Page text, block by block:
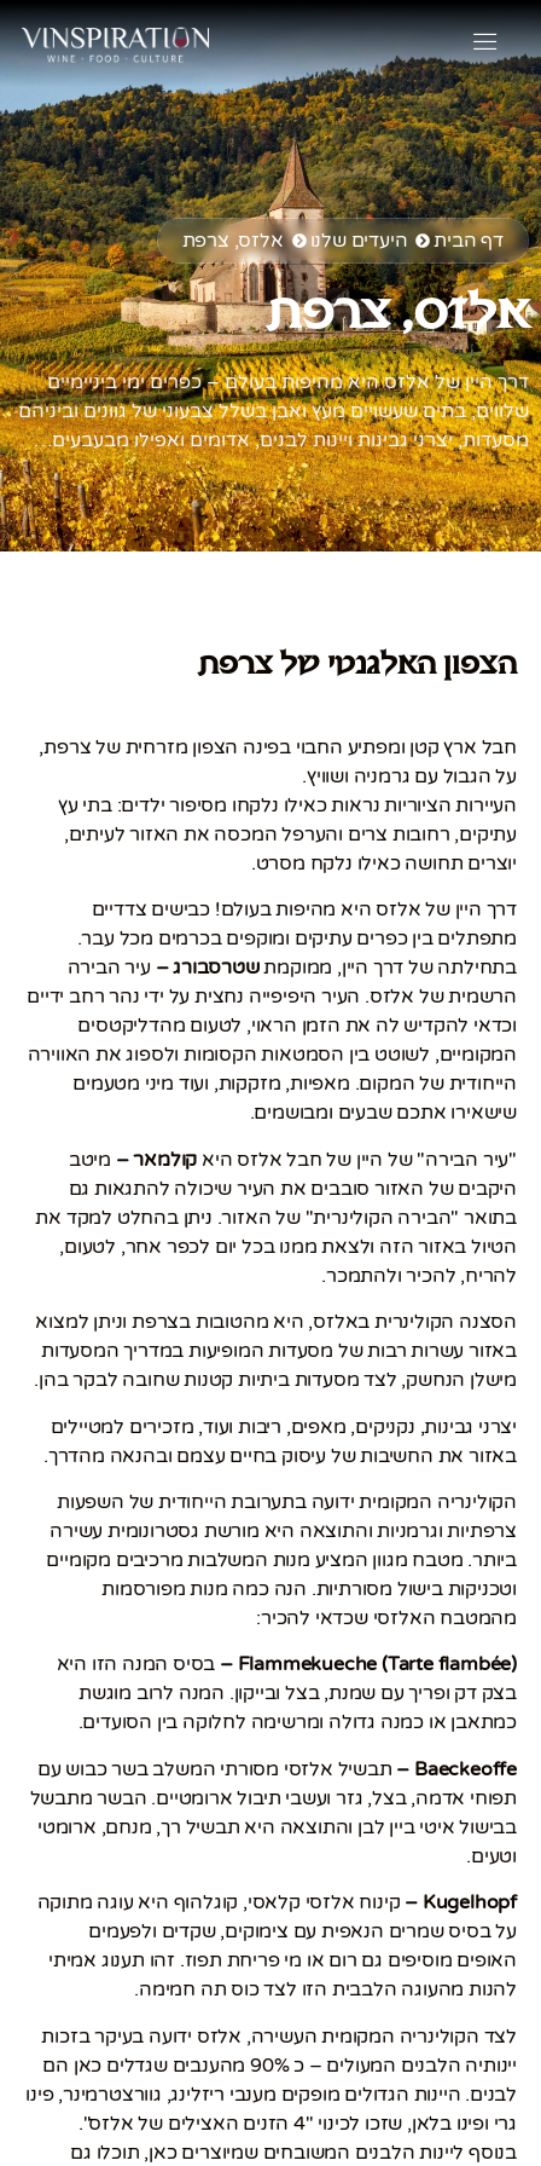
דף הבית היעדים שלנו אלזס, צרפת
אלזס, צרפת
דרך היין של אלזס היא מהיפות בעולם – כפרים ימי ביניימיים
שלווים, בתים שעשויים מעץ ואבן בשלל צבעוני של גוונים וביניהם
מסעדות, יצרני גבינות ויינות לבנים, אדומים ואפילו מבעבעים…
הצפון האלגנטי של צרפת
חבל ארץ קטן ומפתיע החבוי בפינה הצפון מזרחית של צרפת,
על הגבול עם גרמניה ושוויץ.
העיירות הציוריות נראות כאילו נלקחו מסיפור ילדים: בתי עץ
עתיקים, רחובות צרים והערפל המכסה את האזור לעיתים,
יוצרים תחושה כאילו נלקח מסרט.
דרך היין של אלזס היא מהיפות בעולם! כבישים צדדיים
מתפתלים בין כפרים עתיקים ומוקפים בכרמים מכל עבר.
בתחילתה של דרך היין, ממוקמתשטרסבורג – עיר הבירה
הרשמית של אלזס. העיר היפיפייה נחצית על ידי נהר רחב ידיים
וכדאי להקדיש לה את הזמן הראוי, לטעום מהדליקטסים
המקומיים, לשוטט בין הסמטאות הקסומות ולספוג את האווירה
הייחודית של המקום. מאפיות, מזקקות, ועוד מיני מטעמים
שישאירו אתכם שבעים ומבושמים.
"עיר הבירה" של היין של חבל אלזס היא קולמאר – מיטב
היקבים של האזור סובבים את העיר שיכולה להתגאות גם
בתואר "הבירה הקולינרית" של האזור. ניתן בהחלט למקד את
הטיול באזור הזה ולצאת ממנו בכל יום לכפר אחר, לטעום,
להריח, להכיר ולהתמכר.
הסצנה הקולינרית באלזס, היא מהטובות בצרפת וניתן למצוא
באזור עשרות רבות של מסעדות המופיעות במדריך המסעדות
מישלן הנחשק, לצד מסעדות ביתיות קטנות שחובה לבקר בהן.
יצרני גבינות, נקניקים, מאפים, ריבות ועוד, מזכירים למטיילים
באזור את החשיבות של עיסוק בחיים עצמם ובהנאה מהדרך.
הקולינריה המקומית ידועה בתערובת הייחודית של השפעות
צרפתיות וגרמניות והתוצאה היא מורשת גסטרונומית עשירה
ביותר. מטבח מגוון המציע מנות המשלבות מרכיבים מקומיים
וטכניקות בישול מסורתיות. הנה כמה מנות מפורסמות
מהמטבח האלזסי שכדאי להכיר:
(Flammekueche (Tarte flambée –
בסיס המנה הזו היא
בצק דק ופריך עם שמנת, בצל ובייקון. המנה לרוב מוגשת
כמתאבן או כמנה גדולה ומרשימה לחלוקה בין הסועדים.
Baeckeoffe –
תבשיל אלזסי מסורתי המשלב בשר כבוש עם
תפוחי אדמה, בצל, גזר ועשבי תיבול ארומטיים. הבשר מתבשל
בבישול איטי ביין לבן והתוצאה היא תבשיל רך, מנחם, ארומטי
וטעים.
Kugelhopf –
קינוח אלזסי קלאסי, קוגלהוף היא עוגה מתוקה
על בסיס שמרים הנאפית עם צימוקים, שקדים ולפעמים
האופים מוסיפים גם רום או מי פריחת תפוז. זהו תענוג אמיתי
להנות מהעוגה הלבבית הזו לצד כוס תה חמימה.
לצד הקולינריה המקומית העשירה, אלזס ידועה בעיקר בזכות
יינותיה הלבנים המעולים – כ 90% מהענבים שגדלים כאן הם
לבנים. היינות הגדולים מופקים מענבי ריזלינג, גוורצטרמינר, פינו
גרי ופינו בלאן, שזכו לכינוי "4 הזנים האצילים של אלזס".
בנוסף ליינות הלבנים המשובחים שמיוצרים כאן, תוכלו גם